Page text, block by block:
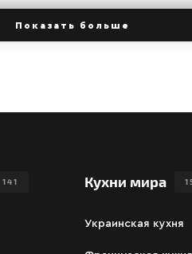
Показать больше
141 Кухни мира
Украинская кухня